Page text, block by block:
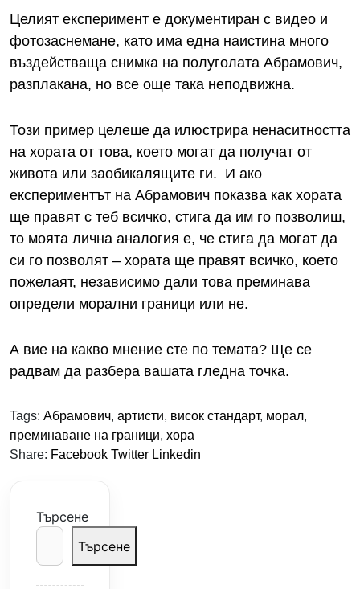
Целият експеримент е документиран с видео и
фотозаснемане, като има една наистина много
въздействаща снимка на полуголата Абрамович,
разплакана, но все още така неподвижна.
Този пример целеше да илюстрира ненаситността
на хората от това, което могат да получат от
живота или заобикалящите ги. И ако
експериментът на Абрамович показва как хората
ще правят с теб всичко, стига да им го позволиш,
то моята лична аналогия е, че стига да могат да
си го позволят – хората ще правят всичко, което
пожелаят, независимо дали това преминава
определи морални граници или не.
А вие на какво мнение сте по темата? Ще се
радвам да разбера вашата гледна точка.
Tags: Абрамович, артисти, висок стандарт, морал,
преминаване на граници, хора
Share: Facebook Twitter Linkedin
Търсене
Търсене